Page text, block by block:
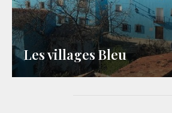
Les villages Bleu